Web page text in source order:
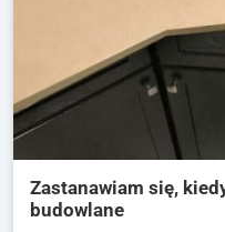
Zastanawiam się,
budowlane